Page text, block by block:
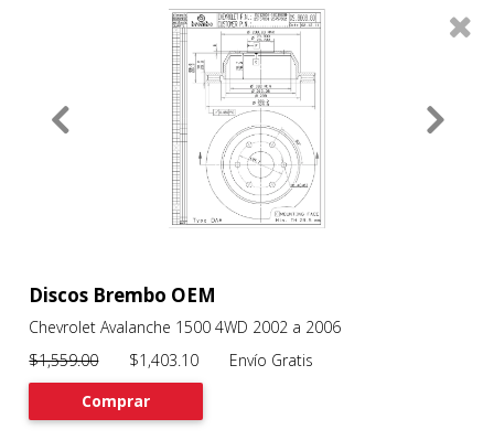
Filtros 0
Previous
Discos Brembo OEM
Chevrolet Avalanche 1500 4WD 2002 a 2006
$1,559.00$1,403.10 Envío Gratis
Comprar